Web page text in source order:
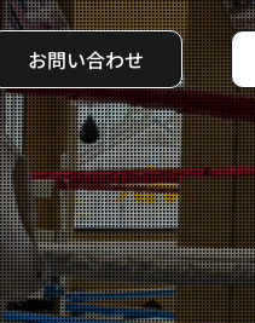
お問い合わせ
フィットネスコース
料金システム